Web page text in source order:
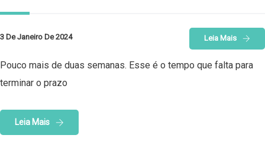
3 De Janeiro De 2024 Leia Mais
Pouco mais de duas semanas. Esse é o tempo que falta para
terminar o prazo
Leia Mais